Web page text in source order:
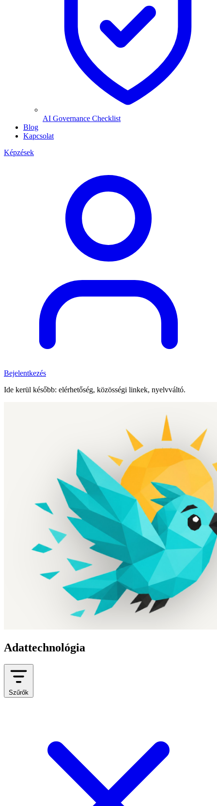
AI Governance Checklist
Blog
Kapcsolat
Képzések
Bejelentkezés
Ide kerül később: elérhetőség, közösségi linkek, nyelvváltó.
Adattechnológia
Szűrők